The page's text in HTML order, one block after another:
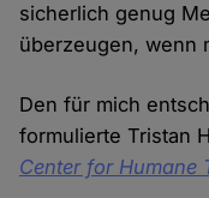
sicherlich genug
überzeugen, wenn
Den für mich
formulierte Tristan
Center for Humane